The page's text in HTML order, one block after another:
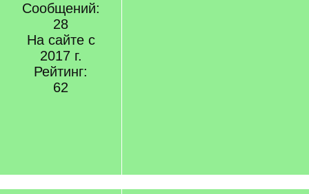
Сообщений:
28
На сайте с
2017 г.
Рейтинг:
62